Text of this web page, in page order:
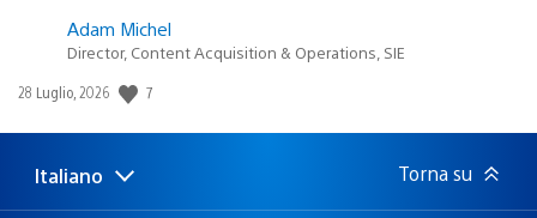
Adam Michel
Director, Content Acquisition & Operations, SIE
Data
pubblicazione:
28 Luglio, 2026 7
Seleziona
una
Regione
attuale:
Italiano Torna su